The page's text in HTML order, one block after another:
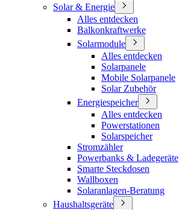
Solar & Energie
Alles entdecken
Balkonkraftwerke
Solarmodule
Alles entdecken
Solarpanele
Mobile Solarpanele
Solar Zubehör
Energiespeicher
Alles entdecken
Powerstationen
Solarspeicher
Stromzähler
Powerbanks & Ladegeräte
Smarte Steckdosen
Wallboxen
Solaranlagen-Beratung
Haushaltsgeräte